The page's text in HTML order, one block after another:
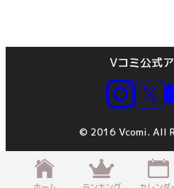
Vコミ公式
© 2016 Vcomi. All